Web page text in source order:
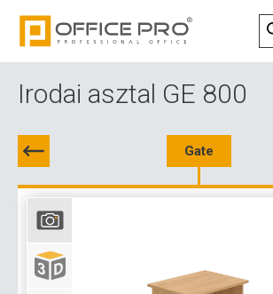
Irodai asztal GE 800
Gate